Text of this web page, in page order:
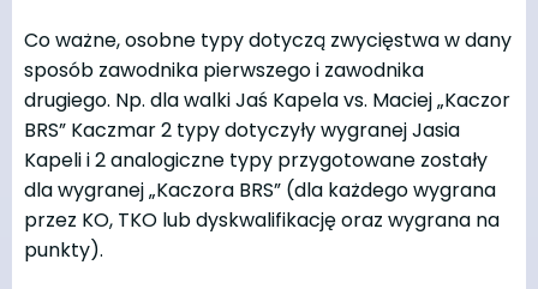
Co ważne, osobne typy dotyczą zwycięstwa w dany
sposób zawodnika pierwszego i zawodnika
drugiego. Np. dla walki Jaś Kapela vs. Maciej „Kaczor
BRS” Kaczmar 2 typy dotyczyły wygranej Jasia
Kapeli i 2 analogiczne typy przygotowane zostały
dla wygranej „Kaczora BRS” (dla każdego wygrana
przez KO, TKO lub dyskwalifikację oraz wygrana na
punkty).